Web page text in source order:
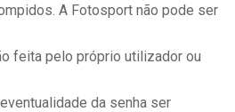
A Fotosport não pode ser
feita pelo próprio utilizador ou
da senha ser